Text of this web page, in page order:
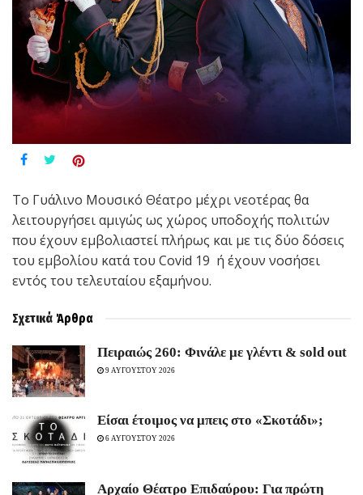
Το Γυάλινο Μουσικό Θέατρο μέχρι νεοτέρας θα
λειτουργήσει αμιγώς ως χώρος υποδοχής πολιτών
που έχουν εμβολιαστεί πλήρως και με τις δύο δόσεις
του εμβολίου κατά του Covid 19 ή έχουν νοσήσει
εντός του τελευταίου εξαμήνου.
Σχετικά Άρθρα
Πειραιώς 260: Φινάλε με γλέντι & sold out
9 ΑΥΓΟΥΣΤΟΥ 2026
Είσαι έτοιμος να μπεις στο «Σκοτάδι»;
6 ΑΥΓΟΥΣΤΟΥ 2026
Αρχαίο Θέατρο Επιδαύρου: Για πρώτη